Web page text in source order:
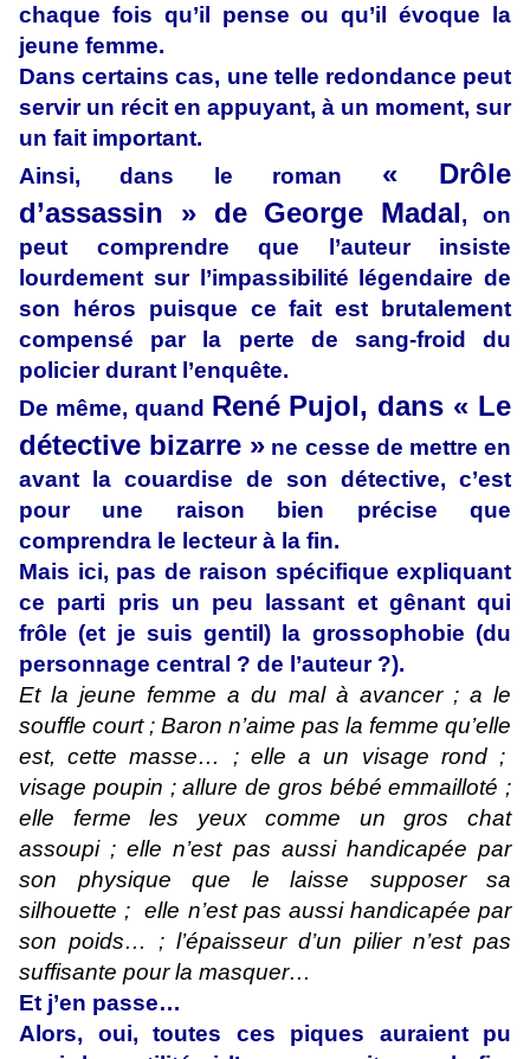
chaque fois qu’il pense ou qu’il évoque la
jeune femme.
Dans certains cas, une telle redondance peut
servir un récit en appuyant, à un moment, sur
un fait important.
Ainsi, dans le roman « Drôle
d’assassin » de George Madal, on
peut comprendre que l’auteur insiste
lourdement sur l’impassibilité légendaire de
son héros puisque ce fait est brutalement
compensé par la perte de sang-froid du
policier durant l’enquête.
De même, quand René Pujol, dans « Le
détective bizarre » ne cesse de mettre en
avant la couardise de son détective, c’est
pour une raison bien précise que
comprendra le lecteur à la fin.
Mais ici, pas de raison spécifique expliquant
ce parti pris un peu lassant et gênant qui
frôle (et je suis gentil) la grossophobie (du
personnage central ? de l’auteur ?).
Et la jeune femme a du mal à avancer ; a le
souffle court ; Baron n’aime pas la femme qu’elle
est, cette masse… ; elle a un visage rond ;
visage poupin ; allure de gros bébé emmailloté ;
elle ferme les yeux comme un gros chat
assoupi ; elle n’est pas aussi handicapée par
son physique que le laisse supposer sa
silhouette ; elle n’est pas aussi handicapée par
son poids… ; l’épaisseur d’un pilier n’est pas
suffisante pour la masquer…
Et j’en passe…
Alors, oui, toutes ces piques auraient pu